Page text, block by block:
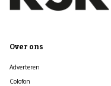
Over ons
Adverteren
Colofon